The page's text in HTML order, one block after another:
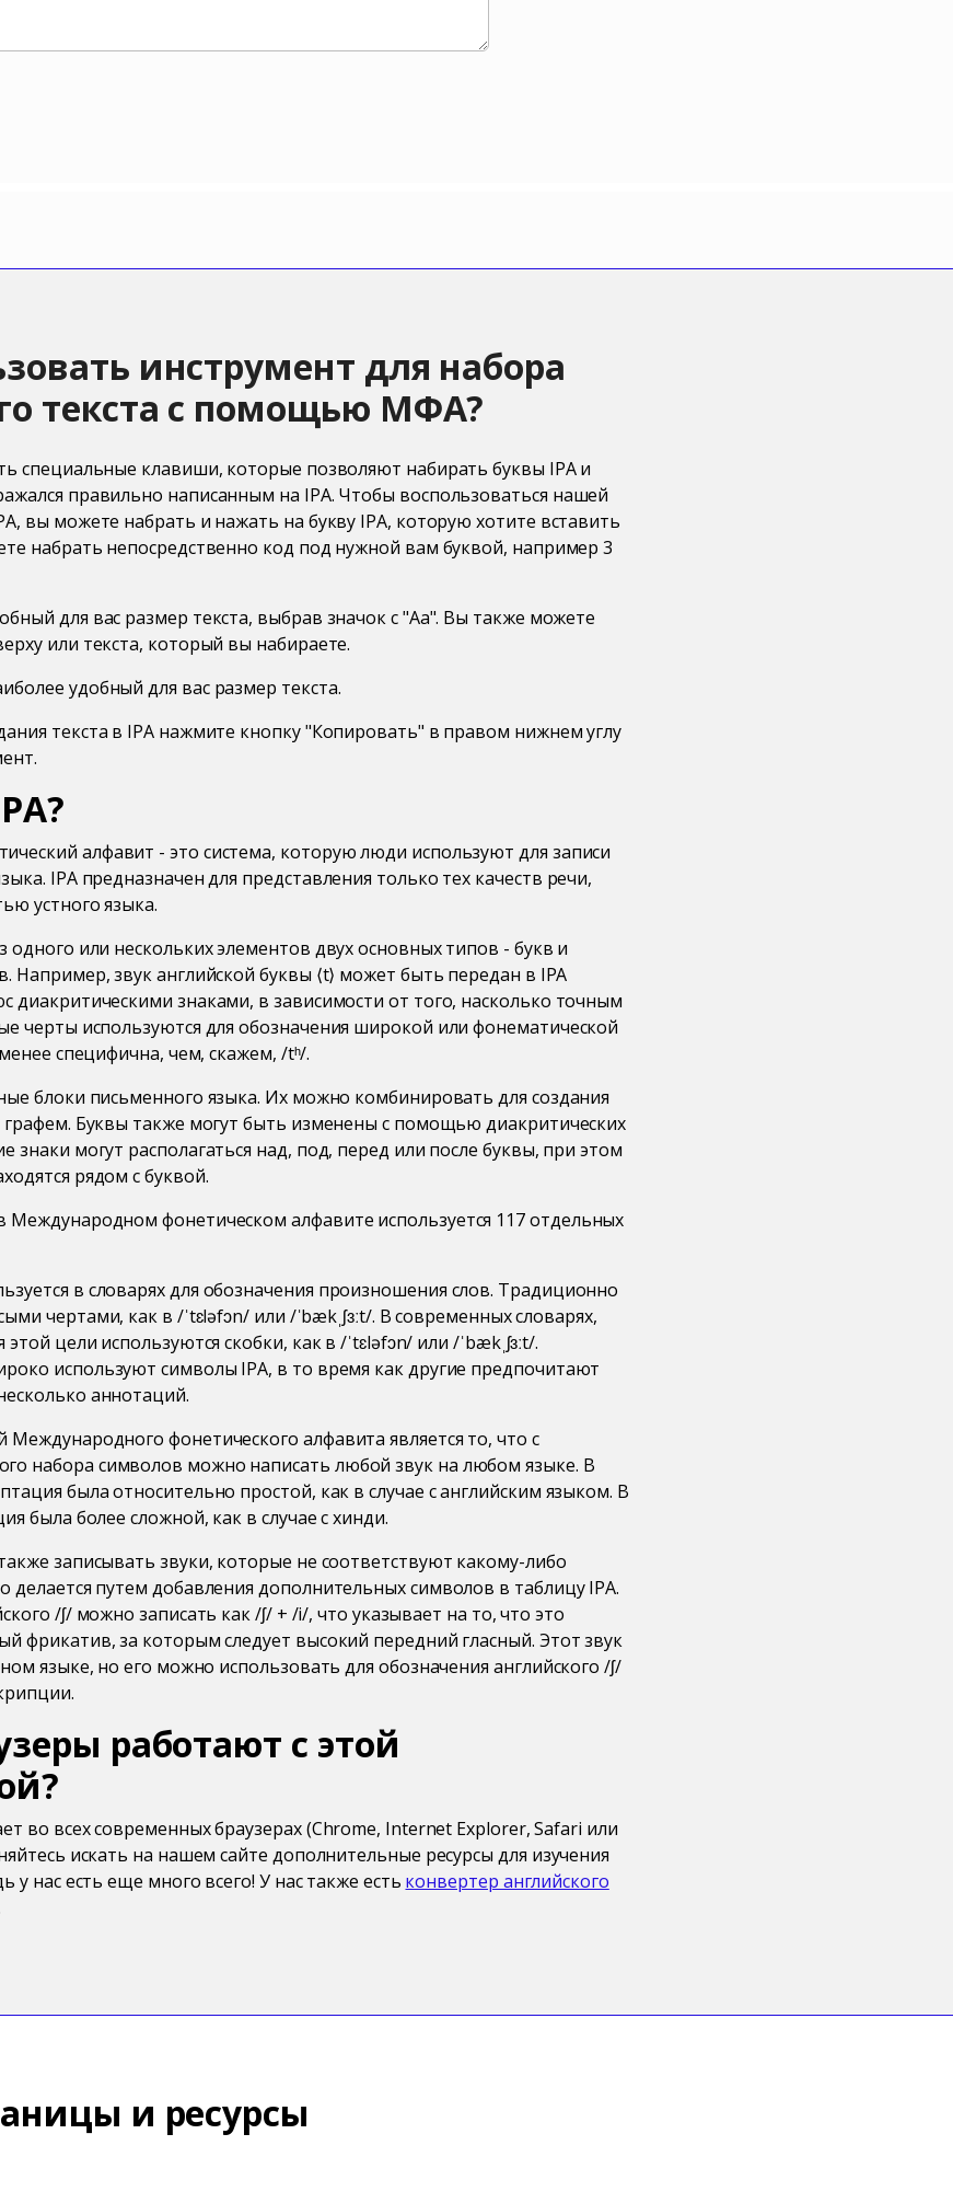
инструмент для набора
текста с помощью МФА?
специальные клавиши, которые позволяют набирать буквы IPA и
правильно написанным на IPA. Чтобы воспользоваться нашей
вы можете набрать и нажать на букву IPA, которую хотите вставить
набрать непосредственно код под нужной вам буквой, например 3
для вас размер текста, выбрав значок с "Aa". Вы также можете
или текста, который вы набираете.
удобный для вас размер текста.
текста в IPA нажмите кнопку "Копировать" в правом нижнем углу
алфавит - это система, которую люди используют для записи
IPA предназначен для представления только тех качеств речи,
устного языка.
одного или нескольких элементов двух основных типов - букв и
Например, звук английской буквы ⟨t⟩ может быть передан в IPA
диакритическими знаками, в зависимости от того, насколько точным
черты используются для обозначения широкой или фонематической
специфична, чем, скажем, /tʰ/.
блоки письменного языка. Их можно комбинировать для создания
графем. Буквы также могут быть изменены с помощью диакритических
знаки могут располагаться над, под, перед или после буквы, при этом
рядом с буквой.
Международном фонетическом алфавите используется 117 отдельных
в словарях для обозначения произношения слов. Традиционно
чертами, как в /ˈtɛləfɔn/ или /ˈbækˌʃɜːt/. В современных словарях,
цели используются скобки, как в /ˈtɛləfɔn/ или /ˈbækˌʃɜːt/.
используют символы IPA, в то время как другие предпочитают
аннотаций.
Международного фонетического алфавита является то, что с
набора символов можно написать любой звук на любом языке. В
была относительно простой, как в случае с английским языком. В
была более сложной, как в случае с хинди.
записывать звуки, которые не соответствуют какому-либо
делается путем добавления дополнительных символов в таблицу IPA.
/ʃ/ можно записать как /ʃ/ + /i/, что указывает на то, что это
фрикатив, за которым следует высокий передний гласный. Этот звук
языке, но его можно использовать для обозначения английского /ʃ/
работают с этой
во всех современных браузерах (Chrome, Internet Explorer, Safari или
искать на нашем сайте дополнительные ресурсы для изучения
у нас есть еще много всего! У нас также есть конвертер английского
и ресурсы